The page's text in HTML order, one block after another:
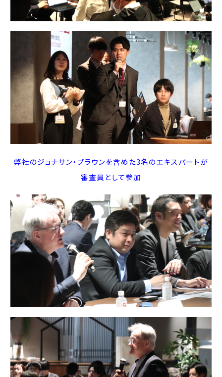
弊社のジョナサン・ブラウンを含めた3名のエキスパートが
審査員として参加